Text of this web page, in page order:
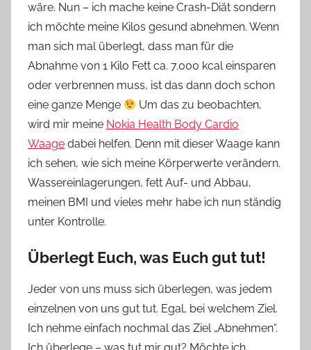
wäre. Nun – ich mache keine Crash-Diät sondern
ich möchte meine Kilos gesund abnehmen. Wenn
man sich mal überlegt, dass man für die
Abnahme von 1 Kilo Fett ca. 7.000 kcal einsparen
oder verbrennen muss, ist das dann doch schon
eine ganze Menge
Um das zu beobachten,
wird mir meine Nokia Health Body Cardio
Waage dabei helfen. Denn mit dieser Waage kann
ich sehen, wie sich meine Körperwerte verändern.
Wassereinlagerungen, fett Auf- und Abbau,
meinen BMI und vieles mehr habe ich nun ständig
unter Kontrolle.
Überlegt Euch, was Euch gut tut!
Jeder von uns muss sich überlegen, was jedem
einzelnen von uns gut tut. Egal, bei welchem Ziel.
Ich nehme einfach nochmal das Ziel „Abnehmen“.
Ich überlege – was tut mir gut? Möchte ich